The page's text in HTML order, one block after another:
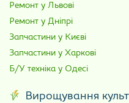
Ремонт у Львові
Ремонт у Дніпрі
Запчастини у Києві
Запчастини у Харкові
Б/У техніка у Одесі
Вирощування